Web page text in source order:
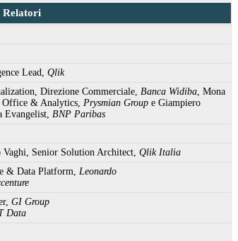
Relatori
Lead, Qlik
Direzione Commerciale, Banca Widiba, Mona
Office & Analytics, Prysmian Groupe Giampiero
Evangelist, BNP Paribas
Vaghi, Senior Solution Architect, Qlik Italia
& Data Platform, Leonardo
GI Group
Data